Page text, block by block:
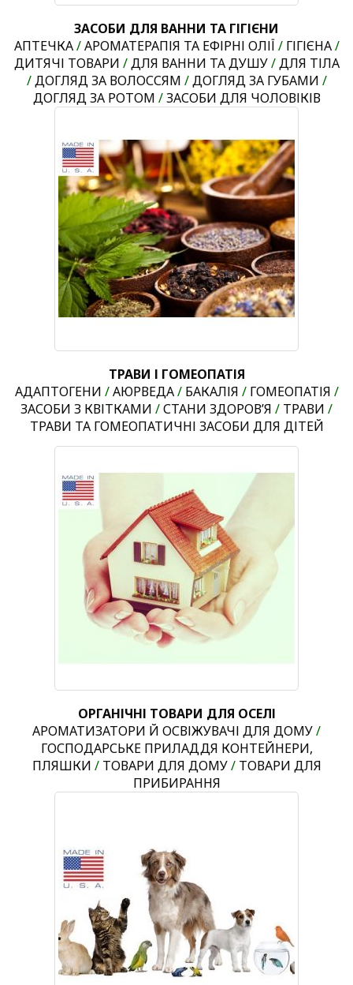
ЗАСОБИ ДЛЯ ВАННИ ТА ГІГІЄНИ
АПТЕЧКА/АРОМАТЕРАПІЯ ТА ЕФІРНІ ОЛІЇ / ГІГІЄНА/
ДИТЯЧІ ТОВАРИ /ДЛЯ ВАННИ ТА ДУШУ/ДЛЯ ТІЛА
/ДОГЛЯД ЗА ВОЛОССЯМ /ДОГЛЯД ЗА ГУБАМИ /
ДОГЛЯД ЗА РОТОМ /ЗАСОБИ ДЛЯ ЧОЛОВІКІВ
ТРАВИ І ГОМЕОПАТІЯ
АДАПТОГЕНИ /АЮРВЕДА/ БАКАЛІЯ / ГОМЕОПАТІЯ /
ЗАСОБИ З КВІТКАМИ /СТАНИ ЗДОРОВ’Я / ТРАВИ /
ТРАВИ ТА ГОМЕОПАТИЧНІ ЗАСОБИ ДЛЯ ДІТЕЙ
ОРГАНІЧНІ ТОВАРИ ДЛЯ ОСЕЛІ
АРОМАТИЗАТОРИ Й ОСВІЖУВАЧІ ДЛЯ ДОМУ/
ГОСПОДАРСЬКЕ ПРИЛАДДЯ КОНТЕЙНЕРИ,
ПЛЯШКИ / ТОВАРИ ДЛЯ ДОМУ/ ТОВАРИ ДЛЯ
ПРИБИРАННЯ